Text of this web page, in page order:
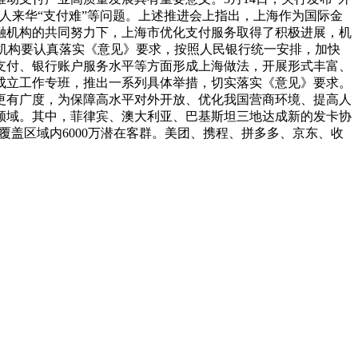
华“支付难”等问题。上述推进会上指出，上海作为国际金
构的共同努力下，上海市优化支付服务取得了积极进展，机
要认真落实《意见》要求，按照人民银行统一安排，加快
、银行账户服务水平等方面形成上海做法，开展形式丰富、
工作专班，推出一系列具体举措，切实落实《意见》要求。
广度，为保障高水平对外开放、优化我国营商环境、提高人
。其中，菲律宾、澳大利亚、巴基斯坦三地达成新的发卡协
盖区域内6000万潜在客群。美团、携程、拼多多、京东、收